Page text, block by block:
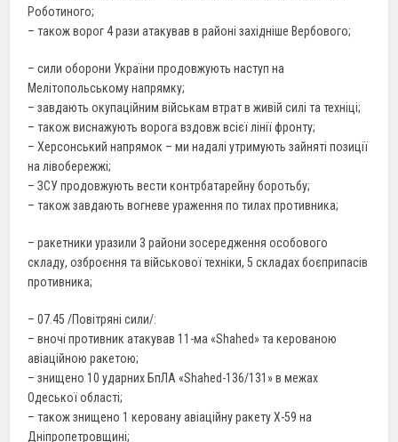
Роботиного;
– також ворог 4 рази атакував в районі західніше Вербового;
– сили оборони України продовжують наступ на
Мелітопольському напрямку;
– завдають окупаційним військам втрат в живій силі та техніці;
– також виснажують ворога вздовж всієї лінії фронту;
– Херсонський напрямок – ми надалі утримують зайняті позиції
на лівобережжі;
– ЗСУ продовжують вести контрбатарейну боротьбу;
– також завдають вогневе ураження по тилах противника;
– ракетники уразили 3 райони зосередження особового
складу, озброєння та військової техніки, 5 складах боєприпасів
противника;
– 07.45 /Повітряні сили/:
– вночі противник атакував 11-ма «Shahed» та керованою
авіаційною ракетою;
– знищено 10 ударних БпЛА «Shahed-136/131» в межах
Одеської області;
– також знищено 1 керовану авіаційну ракету Х-59 на
Дніпропетровщині;